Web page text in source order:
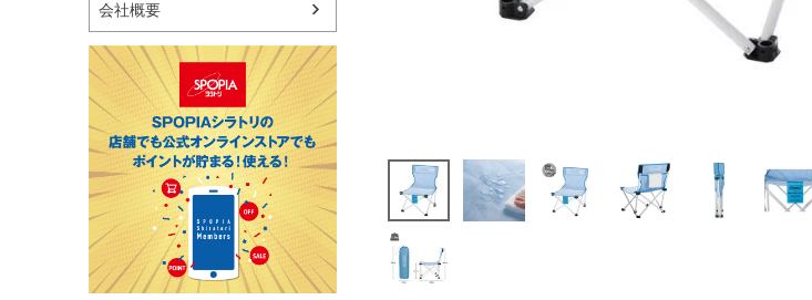
バッグ・サングラス
ハンドボール用品
ラグビー用品
グランドゴルフ
会社概要